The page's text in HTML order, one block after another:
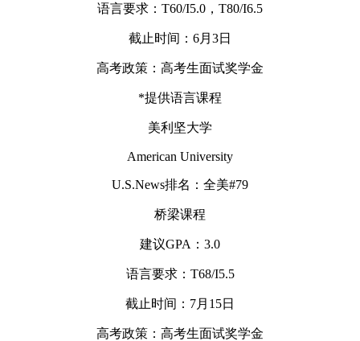
语言要求：T60/I5.0，T80/I6.5
截止时间：6月3日
高考政策：高考生面试奖学金
*提供语言课程
美利坚大学
American University
U.S.News排名：全美#79
桥梁课程
建议GPA：3.0
语言要求：T68/I5.5
截止时间：7月15日
高考政策：高考生面试奖学金